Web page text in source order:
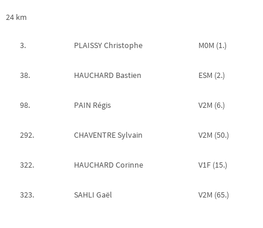
24 km
3. PLAISSY Christophe M0M (1.)
38. HAUCHARD Bastien ESM (2.)
98. PAIN Régis V2M (6.)
292. CHAVENTRE Sylvain V2M (50.)
322. HAUCHARD Corinne V1F (15.)
323. SAHLI Gaël V2M (65.)